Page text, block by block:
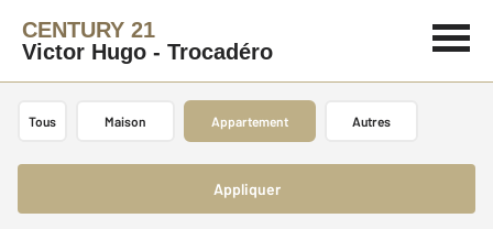
CENTURY 21
Victor Hugo - Trocadéro
Tous Maison Appartement Autres
Appliquer